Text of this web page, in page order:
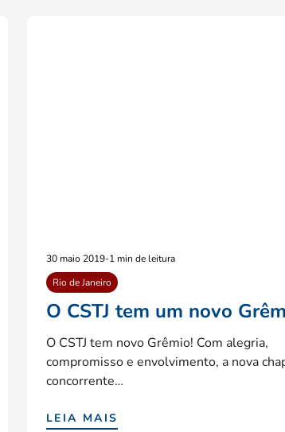
30 maio 2019-1 min de leitura
Rio de Janeiro
O CSTJ tem um novo
O CSTJ tem novo Grêmio! Com alegria,
compromisso e envolvimento, a nova
concorrente…
LEIA MAIS